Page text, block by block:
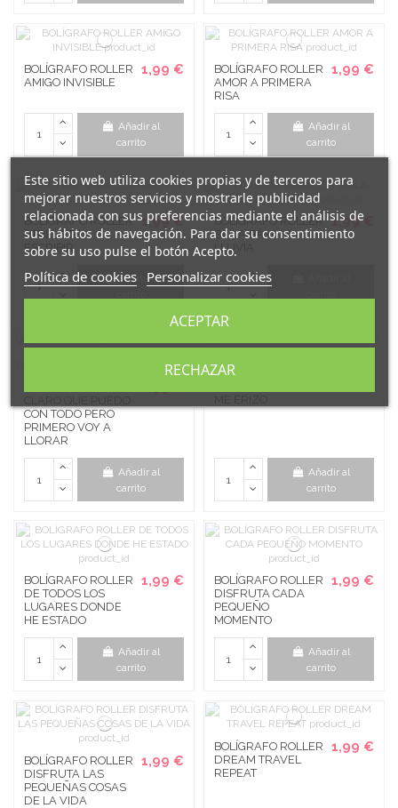
BOLÍGRAFO ROLLER
AMIGO INVISIBLE
1,99 €
Añadir al
carrito
BOLÍGRAFO ROLLER
AMOR A PRIMERA
RISA
1,99 €
Añadir al
carrito
BOLÍGRAFO ROLLER
ATRÉVETE A
ESCRIBIR
1,99 €
Añadir al
BOLÍGRAFO ROLLER
BAILA BAJO LA
LLUVIA
1,99 €
CON TODO PERO
PRIMERO VOY A
LLORAR
Añadir al
carrito
BOLÍGRAFO ROLLER
Añadir al
carrito
BOLÍGRAFO ROLLER
DE TODOS LOS
LUGARES DONDE
HE ESTADO
1,99 €
Añadir al
carrito
BOLÍGRAFO ROLLER
DISFRUTA CADA
PEQUEÑO
MOMENTO
1,99 €
Añadir al
carrito
BOLÍGRAFO ROLLER
DISFRUTA LAS
PEQUEÑAS COSAS
DE LA VIDA
1,99 €
BOLÍGRAFO ROLLER
DREAM TRAVEL
REPEAT
1,99 €
Este sitio web utiliza cookies propias y de terceros para
mejorar nuestros servicios y mostrarle publicidad
relacionada con sus preferencias mediante el análisis de
sus hábitos de navegación. Para dar su consentimiento
sobre su uso pulse el botón Acepto.
Política de cookies Personalizar cookies
RECHAZAR
ACEPTAR